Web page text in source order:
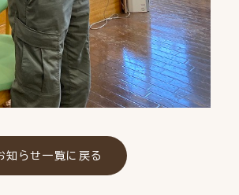
知らせ一覧に戻る